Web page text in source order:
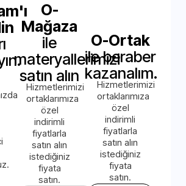
O-
Mağaza
ile
materyallerimizi
satın alın
Hizmetlerimizi
ortaklarımıza
özel
indirimli
fiyatlarla
satın alın
istediğiniz
fiyata
satın.
O-Ortak
ile beraber
kazanalım.
Hizmetlerimizi
ortaklarımıza
özel
indirimli
fiyatlarla
satın alın
istediğiniz
fiyata
satın.